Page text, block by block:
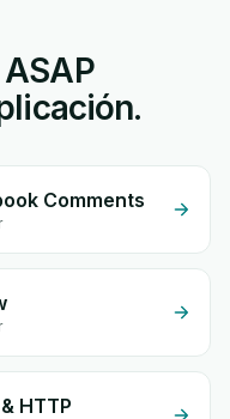
Comments
HTTP